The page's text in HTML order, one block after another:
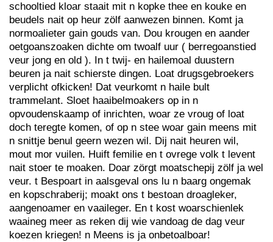
schooltied kloar staait mit n kopke thee en kouke en
beudels nait op heur zölf aanwezen binnen. Komt ja
normoalieter gain gouds van. Dou krougen en aander
oetgoanszoaken dichte om twoalf uur ( berregoanstied
veur jong en old ). In t twij- en hailemoal duustern
beuren ja nait schierste dingen. Loat drugsgebroekers
verplicht ofkicken! Dat veurkomt n haile bult
trammelant. Sloet haaibelmoakers op in n
opvoudenskaamp of inrichten, woar ze vroug of loat
doch teregte komen, of op n stee woar gain meens mit
n snittje benul geern wezen wil. Dij nait heuren wil,
mout mor vuilen. Huift femilie en t ovrege volk t levent
nait stoer te moaken. Doar zörgt moatschepij zölf ja wel
veur. t Bespoart in aalsgeval ons lu n baarg ongemak
en kopschraberij; moakt ons t bestoan droagleker,
aangenoamer en vaaileger. En t kost woarschienlek
waaineg meer as reken dij wie vandoag de dag veur
koezen kriegen! n Meens is ja onbetoalboar!